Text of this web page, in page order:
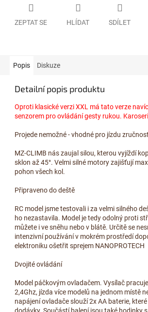
ZEPTAT SE HLÍDAT SDÍLET
Popis Diskuze
Detailní popis produktu
Oproti klasické verzi XXL má tato verze
senzorem pro ovládání gesty rukou.
Projede nemožné - vhodné pro jízdu
MZ-CLIMB nás zaujal silou, kterou vyjíždí
sklon až 45°. Velmi silné motory zajišťují
pohon všech kol.
Připraveno do deště
RC model jsme testovali i za velmi silného
ho nezastavila. Model je tedy odolný proti
můžete i ve sněhu nebo v blátě. Určitě se
intenzivní používání v mokrém prostředí
elektroniku ošetřit sprejem NANOPROTECH
Dvojité ovládání
Model páčkovým ovladačem. Vysílač
2,4Ghz, jízda více modelů na jednom místě
napájení ovladače slouží 2x AA baterie,